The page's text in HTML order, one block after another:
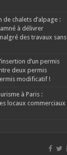
de chalets d’alpage :
à délivrer
des travaux sans
d’un permis
deux permis
modificatif !
à Paris :
locaux commerciaux